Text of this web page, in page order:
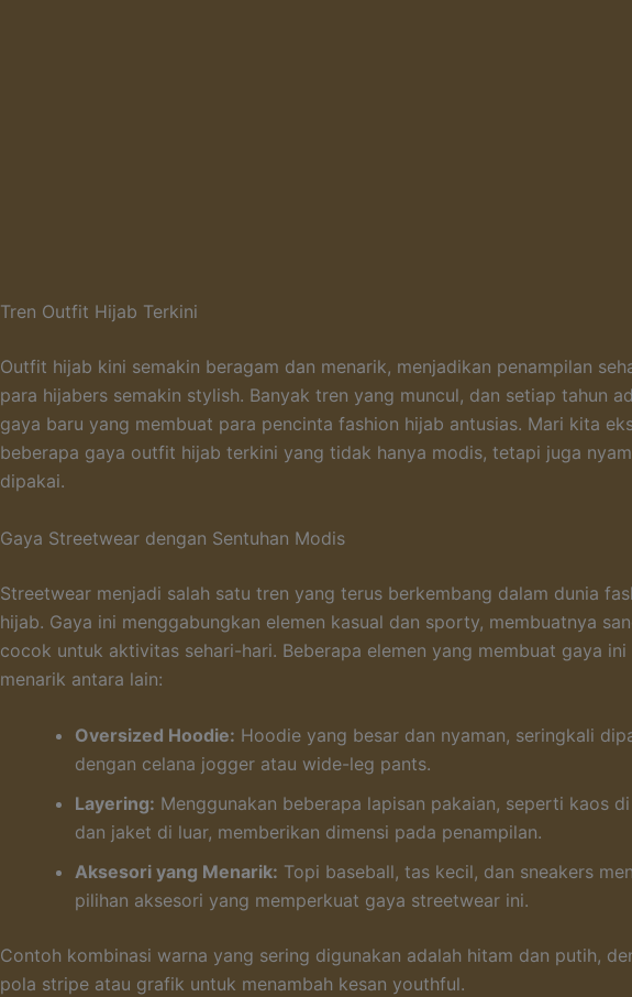
Tren Outfit Hijab Terkini
Outfit hijab kini semakin beragam dan menarik, menjadikan penampilan
para hijabers semakin stylish. Banyak tren yang muncul, dan setiap tahun
gaya baru yang membuat para pencinta fashion hijab antusias. Mari kita
beberapa gaya outfit hijab terkini yang tidak hanya modis, tetapi juga
dipakai.
Gaya Streetwear dengan Sentuhan Modis
Streetwear menjadi salah satu tren yang terus berkembang dalam dunia
hijab. Gaya ini menggabungkan elemen kasual dan sporty, membuatnya
cocok untuk aktivitas sehari-hari. Beberapa elemen yang membuat gaya ini
menarik antara lain:
Oversized Hoodie: Hoodie yang besar dan nyaman, seringkali
dengan celana jogger atau wide-leg pants.
Layering: Menggunakan beberapa lapisan pakaian, seperti kaos
dan jaket di luar, memberikan dimensi pada penampilan.
Aksesori yang Menarik: Topi baseball, tas kecil, dan sneakers
pilihan aksesori yang memperkuat gaya streetwear ini.
Contoh kombinasi warna yang sering digunakan adalah hitam dan putih,
pola stripe atau grafik untuk menambah kesan youthful.